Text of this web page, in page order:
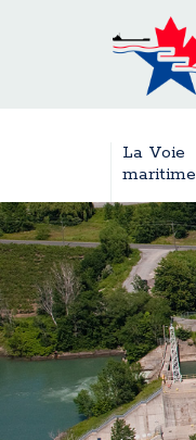
La Voie
maritime